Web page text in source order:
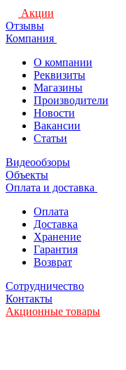
Акции
Отзывы
Компания
О компании
Реквизиты
Магазины
Производители
Новости
Вакансии
Статьи
Видеообзоры
Объекты
Оплата и доставка
Оплата
Доставка
Хранение
Гарантия
Возврат
Сотрудничество
Контакты
Акционные товары